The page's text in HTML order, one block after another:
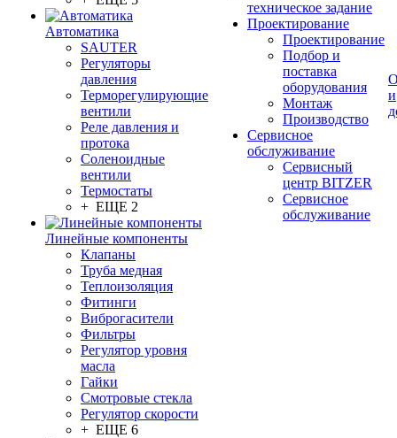
Автоматика
SAUTER
Регуляторы
давления
Терморегулирующие
вентили
Реле давления и
протока
Соленоидные
вентили
Термостаты
+ ЕЩЕ 2
Линейные компоненты
Клапаны
Труба медная
Теплоизоляция
Фитинги
Виброгасители
Фильтры
Регулятор уровня
масла
Гайки
Смотровые стекла
Регулятор скорости
+ ЕЩЕ 6
техническое задание
Проектирование
Проектирование
Подбор и
поставка
оборудования
Монтаж
Производство
Сервисное
обслуживание
Сервисный
центр BITZER
Сервисное
обслуживание
и